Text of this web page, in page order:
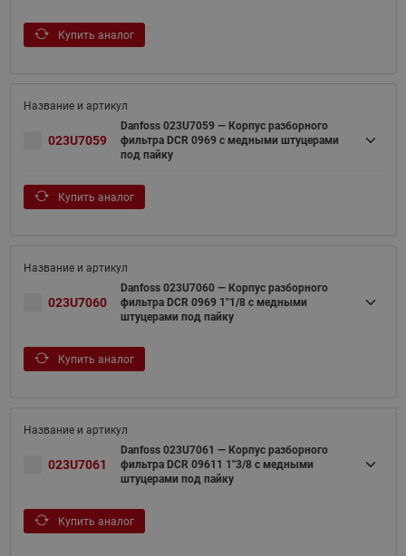
Купить аналог
023U7059
Danfoss 023U7059 — Корпус разборного
фильтра DCR 0969 с медными штуцерами
под пайку
Купить аналог
023U7060
Danfoss 023U7060 — Корпус разборного
фильтра DCR 0969 1"1/8 с медными
штуцерами под пайку
Купить аналог
023U7061
Danfoss 023U7061 — Корпус разборного
фильтра DCR 09611 1"3/8 с медными
штуцерами под пайку
Купить аналог